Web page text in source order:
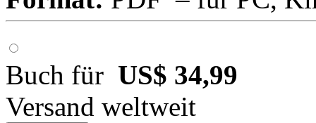
Buch für US$ 34,99
Versand weltweit